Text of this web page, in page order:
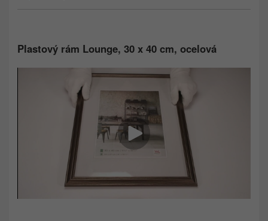
Plastový rám Lounge, 30 x 40 cm, ocelová